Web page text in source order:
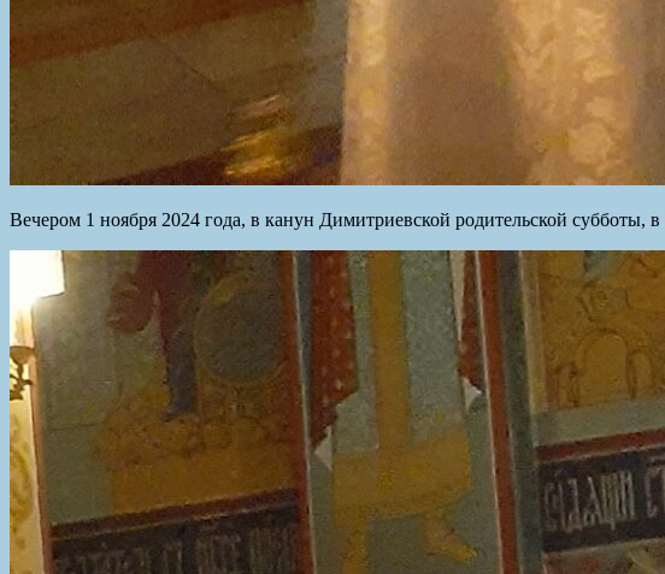
Вечером 1 ноября 2024 года, в канун Димитриевской родительской субботы,